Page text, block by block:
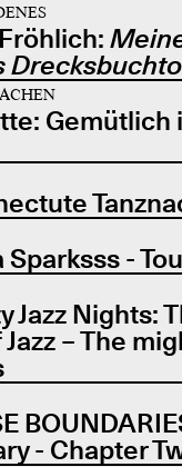
Gemütlich
Sparksss -
Jazz Nights:
– The
- Chapter